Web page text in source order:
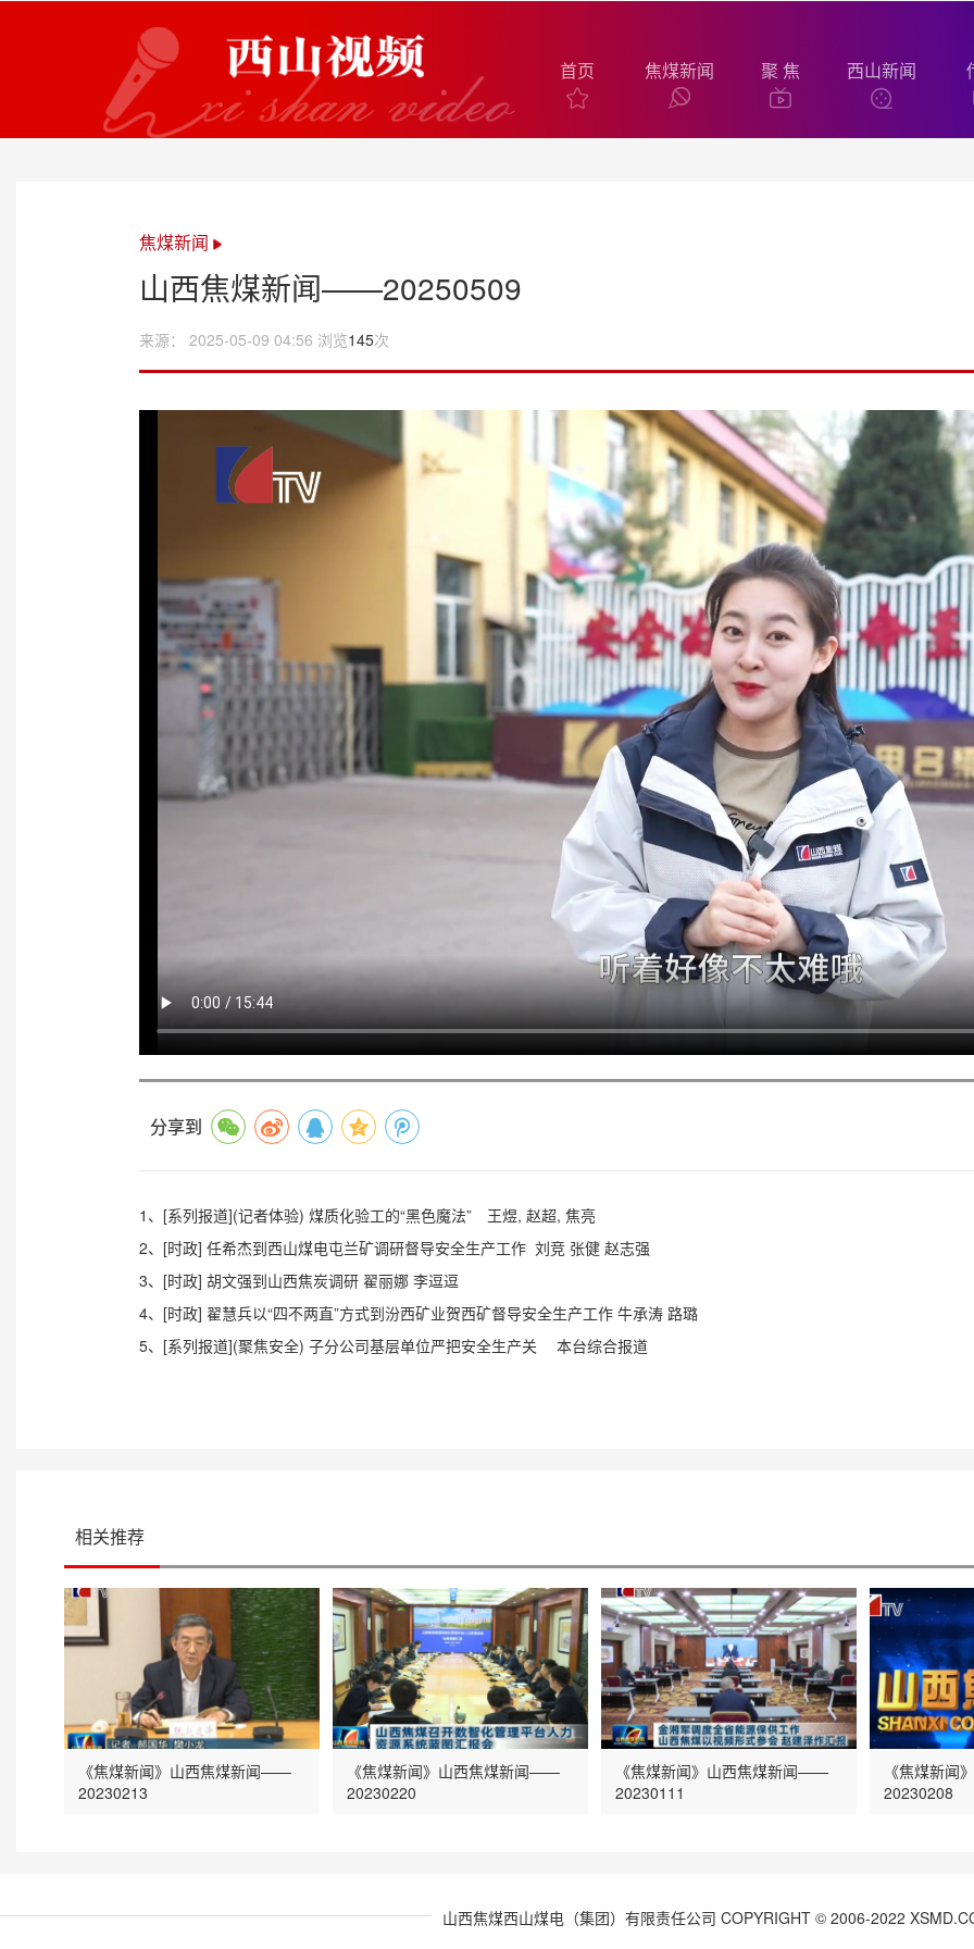
首页 焦煤新闻 聚 焦 西山新闻
焦煤新闻
山西焦煤新闻——20250509
来源： 2025-05-09 04:56 浏览145次
分享到
1、[系列报道](记者体验) 煤质化验工的“黑色魔法”
王煜, 赵超, 焦亮
2、[时政] 任希杰到西山煤电屯兰矿调研督导安全生产工作 刘竞 张健 赵志强
3、[时政] 胡文强到山西焦炭调研 翟丽娜 李逗逗
4、[时政] 翟慧兵以“四不两直”方式到汾西矿业贺西矿督导安全生产工作 牛承涛 路璐
5、[系列报道](聚焦安全) 子分公司基层单位严把安全生产关
本台综合报道
相关推荐
《焦煤新闻》山西焦煤新闻——
20230213
《焦煤新闻》山西焦煤新闻——
20230220
《焦煤新闻》山西焦煤新闻——
20230111
《焦煤新
20230208
山西焦煤西山煤电（集团）有限责任公司 COPYRIGHT © 2006-2022